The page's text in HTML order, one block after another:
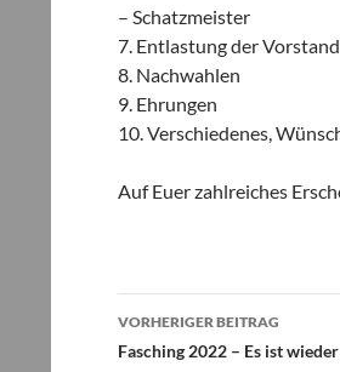
– Schatzmeister
7. Entlastung der
8. Nachwahlen
9. Ehrungen
10. Verschiedenes,
Auf Euer zahlreiches
VORHERIGER BEITRAG
Fasching 2022 – Es ist